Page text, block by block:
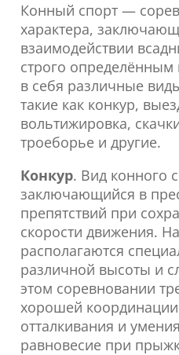
Конный спорт —
характера,
взаимодействии
строго
в себя различные
такие как конкур,
вольтижировка,
троеборье и другие.
Конкур. Вид конного
заключающийся в
препятствий при
скорости движения.
располагаются
различной высоты и
этом соревновании
хорошей
отталкивания и
равновесие при